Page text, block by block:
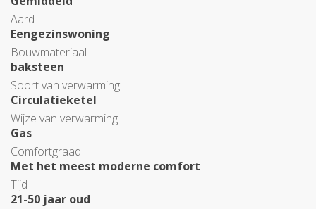
Aard
Eengezinswoning
Bouwmateriaal
baksteen
Soort van verwarming
Circulatieketel
Wijze van verwarming
Gas
Comfortgraad
Met het meest moderne comfort
Tijd
21-50 jaar oud